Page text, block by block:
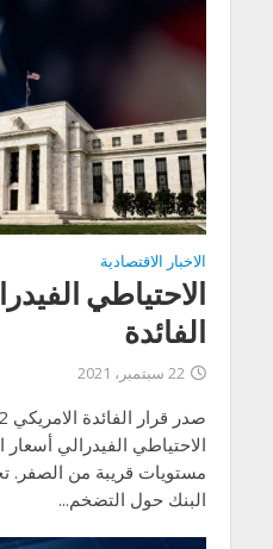
الاخبار الاقتصادية
الاحتياطي
الفائدة
22 سبتمبر، 2021
الاحتياطي الفيدرالي أسعار
مستويات قريبة من الصفر.
البنك حول التضخم...